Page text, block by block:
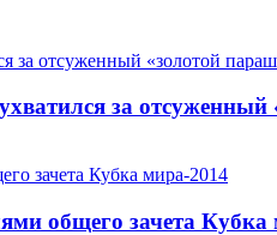
за
общего зачета Кубка